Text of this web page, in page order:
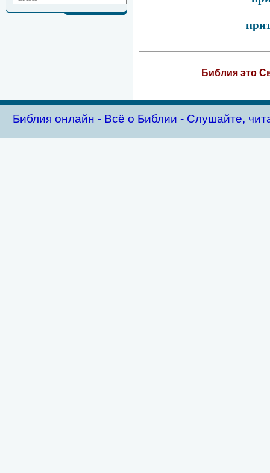
Библия это
Библия oнлайн - Всё о Библии - Слушайте,